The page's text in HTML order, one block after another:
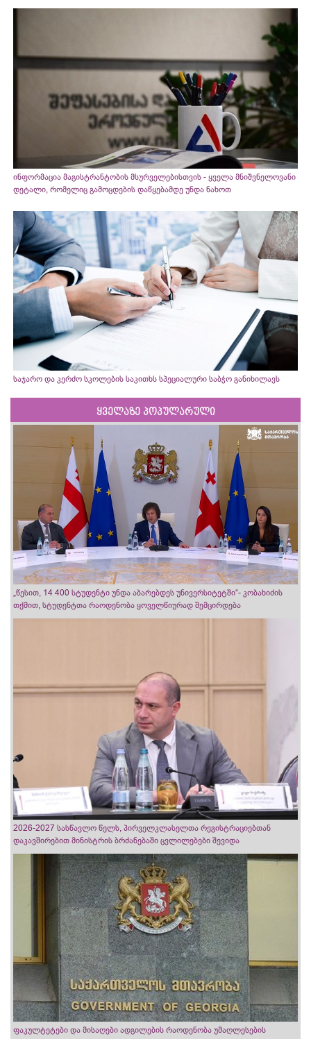
ინფორმაცია მაგისტრანტობის მსურველებისთვის - ყველა მნიშვნელოვანი
დეტალი, რომელიც გამოცდების დაწყებამდე უნდა ნახოთ
საჯარო და კერძო სკოლების საკითხს სპეციალური საბჭო განიხილავს
ყველაზე პოპულარული
„წესით, 14 400 სტუდენტი უნდა აბარებდეს უნივერსიტეტში“- კობახიძის
თქმით, სტუდენტთა რაოდენობა ყოველწიურად შემცირდება
2026-2027 სასწავლო წელს, პირველკლასელთა რეგისტრაციებთან
დაკავშირებით მინისტრის ბრძანებაში ცვლილებები შევიდა
ფაკულტეტები და მისაღები ადგილების რაოდენობა უმაღლესების